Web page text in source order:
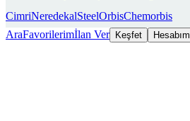
CimriNeredekalSteelOrbisChemorbis
AraFavorilerimİlan Ver Keşfet Hesabım